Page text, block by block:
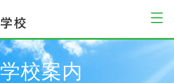
学校案内